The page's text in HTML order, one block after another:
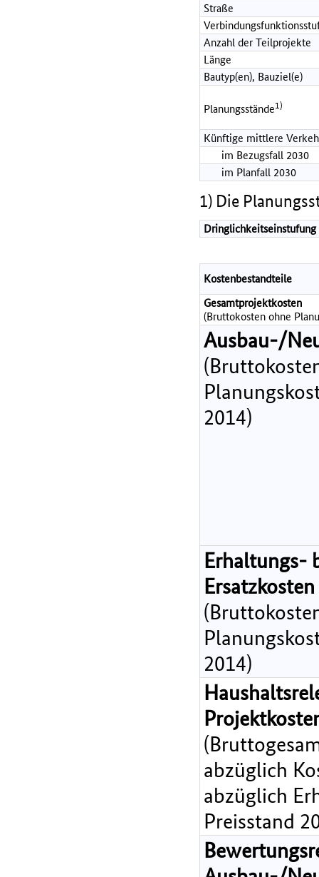
Straße
Anzahl der Teilprojekte
Länge
Bautyp(en), Bauziel(e)
Planungsstände1)
Künftige mittlere
im Bezugsfall 2030
im Planfall 2030
1) Die
Dringlichkeitseinstufung
Kostenbestandteile
Gesamtprojektkosten
(Bruttokosten ohne
Ausbau-/
2014)
Erhaltungs-
Ersatzkosten
2014)
abzüglich
abzüglich
Preisstand